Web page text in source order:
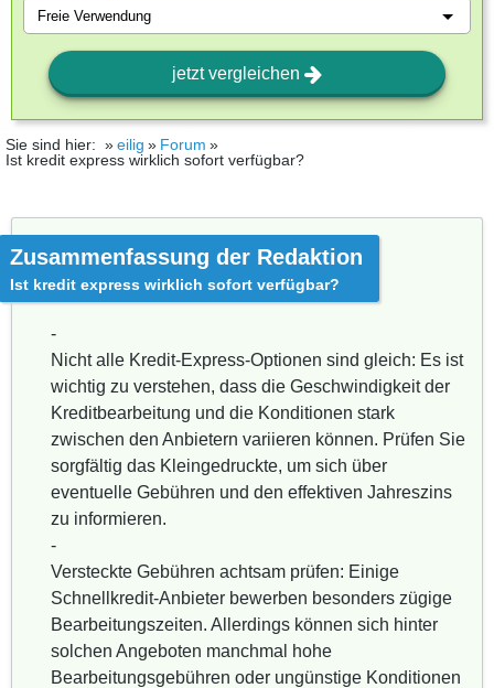
jetzt vergleichen
Sie sind hier: eilig
Forum
Ist kredit express wirklich sofort verfügbar?
Zusammenfassung der Redaktion
Ist kredit express wirklich sofort verfügbar?
-
Nicht alle Kredit-Express-Optionen sind gleich: Es ist
wichtig zu verstehen, dass die Geschwindigkeit der
Kreditbearbeitung und die Konditionen stark
zwischen den Anbietern variieren können. Prüfen Sie
sorgfältig das Kleingedruckte, um sich über
eventuelle Gebühren und den effektiven Jahreszins
zu informieren.
-
Versteckte Gebühren achtsam prüfen: Einige
Schnellkredit-Anbieter bewerben besonders zügige
Bearbeitungszeiten. Allerdings können sich hinter
solchen Angeboten manchmal hohe
Bearbeitungsgebühren oder ungünstige Konditionen